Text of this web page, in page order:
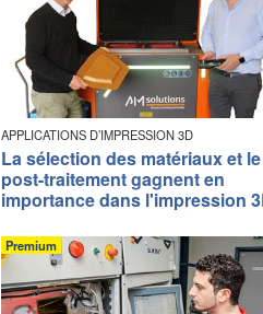
APPLICATIONS D’IMPRESSION 3D
La sélection des matériaux et le
post-traitement gagnent en
importance dans l'impression
Premium